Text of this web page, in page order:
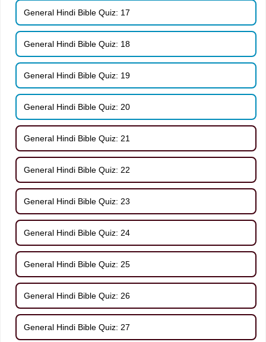
General Hindi Bible Quiz: 17
General Hindi Bible Quiz: 18
General Hindi Bible Quiz: 19
General Hindi Bible Quiz: 20
General Hindi Bible Quiz: 21
General Hindi Bible Quiz: 22
General Hindi Bible Quiz: 23
General Hindi Bible Quiz: 24
General Hindi Bible Quiz: 25
General Hindi Bible Quiz: 26
General Hindi Bible Quiz: 27